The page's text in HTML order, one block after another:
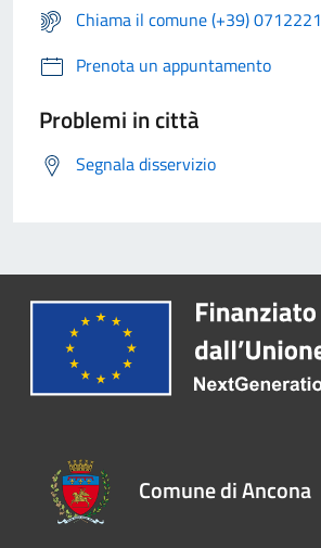
Chiama il comune (+39) 0712221
Prenota un appuntamento
Problemi in città
Segnala disservizio
Comune di Ancona